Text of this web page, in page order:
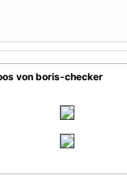
von boris-checker